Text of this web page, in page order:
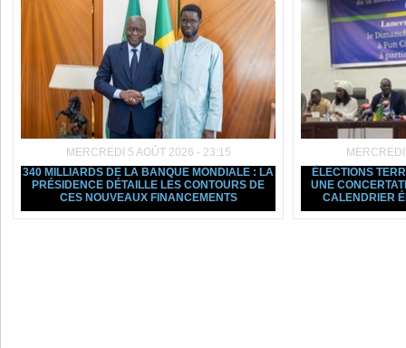
MERCREDI 5 AOÛT 2026 - 23:15
340 MILLIARDS DE LA BANQUE MONDIALE : LA
PRÉSIDENCE DÉTAILLE LES CONTOURS DE
CES NOUVEAUX FINANCEMENTS
ÉLECTIONS
UNE
CALENDRIER